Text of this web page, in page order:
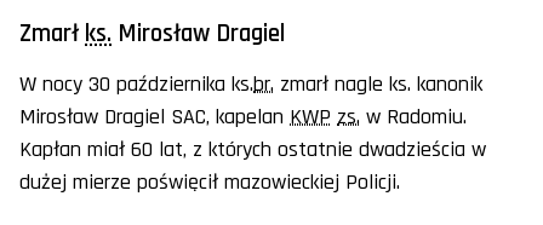
Zmarł ks. Mirosław Dragiel
W nocy 30 października ks.br. zmarł nagle ks. kanonik
Mirosław Dragiel SAC, kapelan KWP zs. w Radomiu.
Kapłan miał 60 lat, z których ostatnie dwadzieścia w
dużej mierze poświęcił mazowieckiej Policji.